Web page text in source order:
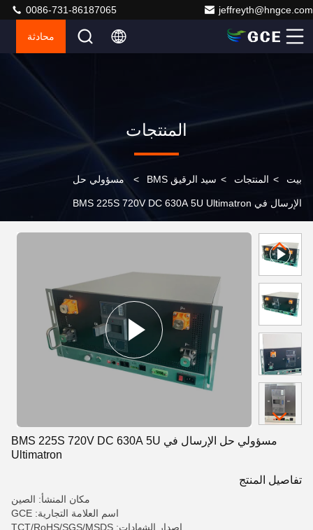
jeffreyth@hngce.com
0086-731-86187065
محادثة
المنتجات
بيت > المنتجات > سيد الرقيق BMS > مسؤولي حل
الإرسال في BMS 225S 720V DC 630A 5U Ultimatron
مسؤولي حل الإرسال في BMS 225S 720V DC 630A 5U
Ultimatron
تفاصيل المنتج
مكان المنشأ: الصين
اسم العلامة التجارية: GCE
إصدار الشهادات: TCT/RoHS/SGS/MSDS